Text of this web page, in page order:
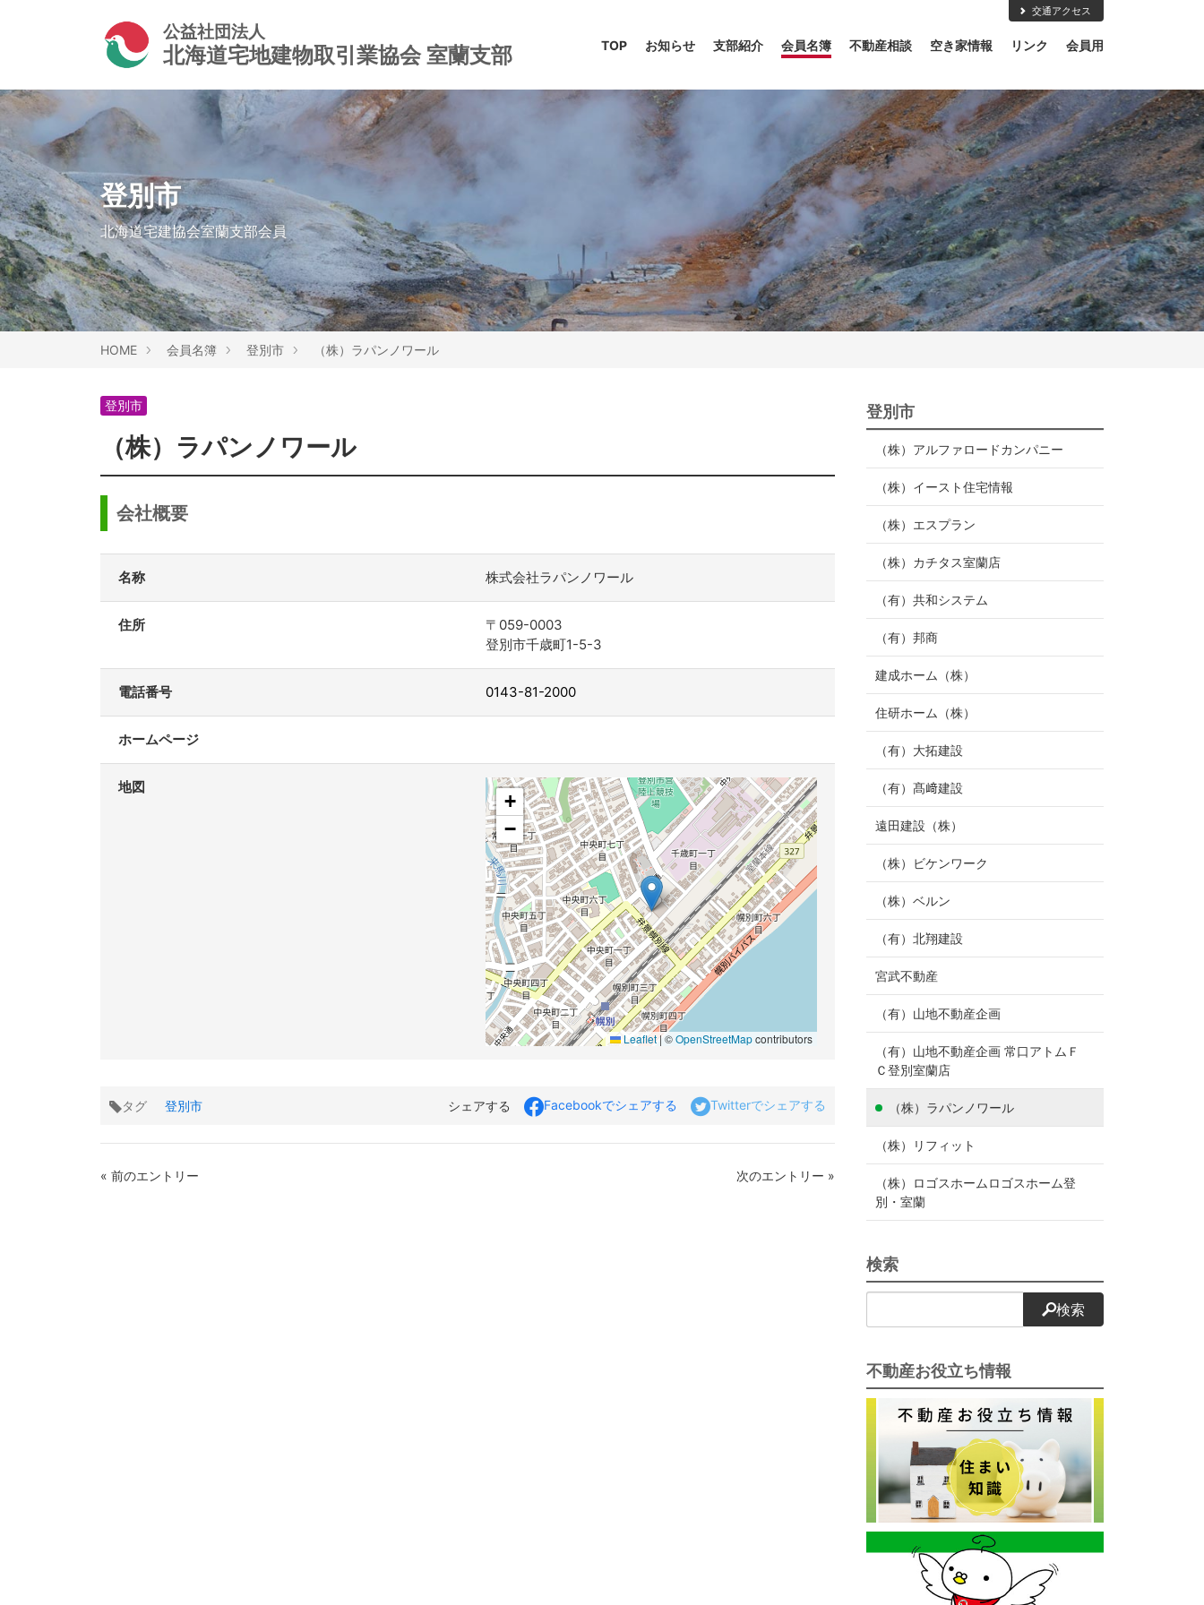
公益社団法人
北海道宅地建物取引業協会室蘭支部
交通アクセス
TOP お知らせ 支部紹介 会員名簿 不動産相談 空き家情報 リンク 会員用
登別市
北海道宅建協会室蘭支部会員
HOME 会員名簿 登別市 （株）ラパンノワール
登別市
（株）ラパンノワール
会社概要
名称 株式会社ラパンノワール
住所
〒059-0003
登別市千歳町1-5-3
電話番号 0143-81-2000
ホームページ
地図
+
−
Leaflet|©OpenStreetMapcontributors
タグ 登別市 シェアする Facebookでシェアする Twitterでシェアする
« 前のエントリー 次のエントリー »
登別市
（株）アルファロードカンパニー
（株）イースト住宅情報
（株）エスプラン
（株）カチタス室蘭店
（有）共和システム
（有）邦商
建成ホーム（株）
住研ホーム（株）
（有）大拓建設
（有）髙﨑建設
遠田建設（株）
（株）ビケンワーク
（株）ベルン
（有）北翔建設
宮武不動産
（有）山地不動産企画
（有）山地不動産企画 常口アトムＦ
Ｃ登別室蘭店
（株）ラパンノワール
（株）リフィット
（株）ロゴスホームロゴスホーム登
別・室蘭
検索
検索
不動産お役立ち情報